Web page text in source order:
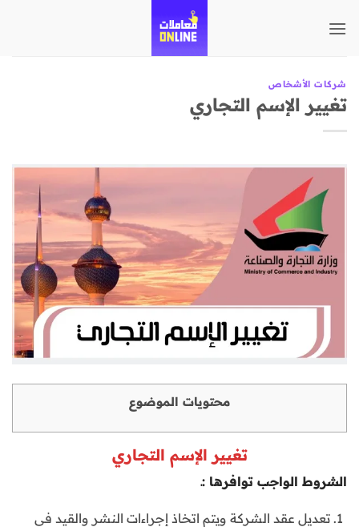
للمحتوى
شركات الأشخاص
تغيير الإسم التجاري
محتويات الموضوع
تغيير الإسم التجاري
الشروط الواجب توافرها :ـ
تعديل عقد الشركة ويتم اتخاذ إجراءات النشر والقيد في